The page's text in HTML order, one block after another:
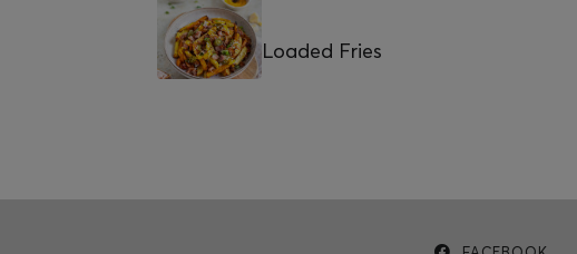
Loaded Fries